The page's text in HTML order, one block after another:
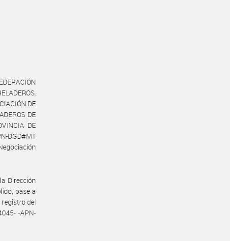
DE
DE
DE
DGD#MT
Dirección
pase a
del
-APN-